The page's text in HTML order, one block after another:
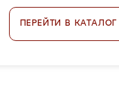
ПЕРЕЙТИ В КАТАЛОГ